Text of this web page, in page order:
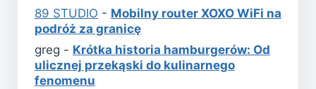
89 STUDIO - Mobilny router XOXO WiFi na
podróż za granicę
greg - Krótka historia hamburgerów: Od
ulicznej przekąski do kulinarnego
fenomenu